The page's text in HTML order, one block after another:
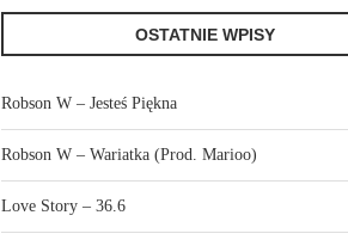
OSTATNIE WPISY
Robson W – Jesteś Piękna
Robson W – Wariatka (Prod. Marioo)
Love Story – 36.6